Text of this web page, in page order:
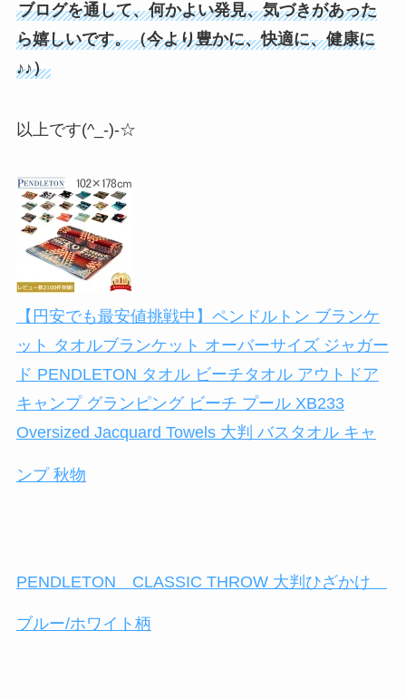
ブログを通して、何かよい発見、気づきがあった
ら嬉しいです。（今より豊かに、快適に、健康に
♪♪）
以上です(^_-)-☆
【円安でも最安値挑戦中】ペンドルトン ブランケ
ット タオルブランケット オーバーサイズ ジャガー
ド PENDLETON タオル ビーチタオル アウトドア
キャンプ グランピング ビーチ プール XB233
Oversized Jacquard Towels 大判 バスタオル キャ
ンプ 秋物
PENDLETON CLASSIC THROW 大判ひざかけ
ブルー/ホワイト柄